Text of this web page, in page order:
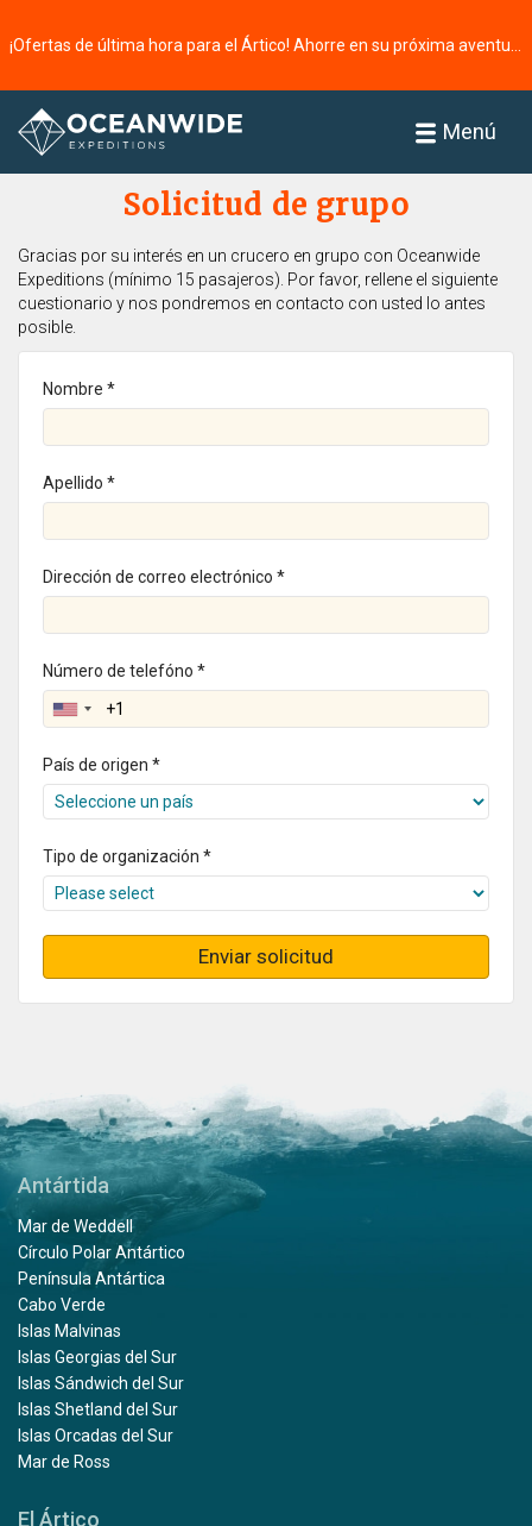
Menú
Página principal
Solicitud de grupo
Gracias por su interés en un crucero en grupo con Oceanwide
Expeditions (mínimo 15 pasajeros). Por favor, rellene el siguiente
cuestionario y nos pondremos en contacto con usted lo antes
posible.
Nombre *
Apellido *
Dirección de correo electrónico *
Número de telefóno *
País de origen *
Tipo de organización *
Enviar solicitud
Antártida
Mar de Weddell
Círculo Polar Antártico
Península Antártica
Cabo Verde
Islas Malvinas
Islas Georgias del Sur
Islas Sándwich del Sur
Islas Shetland del Sur
Islas Orcadas del Sur
Mar de Ross
El Ártico